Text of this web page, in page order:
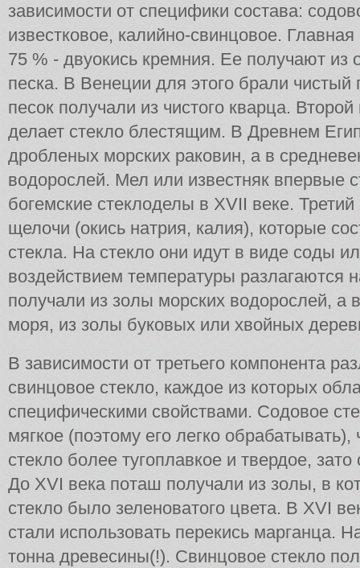
зависимости от специфики состава:
известковое, калийно-свинцовое.
75 % - двуокись кремния. Ее получают из
песка. В Венеции для этого брали чистый
песок получали из чистого кварца.
делает стекло блестящим. В Древнем
дробленых морских раковин, а в
водорослей. Мел или известняк впервые
богемские стеклоделы в XVII веке.
щелочи (окись натрия, калия), которые
стекла. На стекло они идут в виде соды
воздействием температуры разлагаются
получали из золы морских водорослей, а
моря, из золы буковых или хвойных
В зависимости от третьего компонента
свинцовое стекло, каждое из которых
специфическими свойствами. Содовое
мягкое (поэтому его легко
стекло более тугоплавкое и твердое,
До XVI века поташ получали из золы, в
стекло было зеленоватого цвета. В XVI
стали использовать перекись марганца.
тонна древесины(!). Свинцовое стекло